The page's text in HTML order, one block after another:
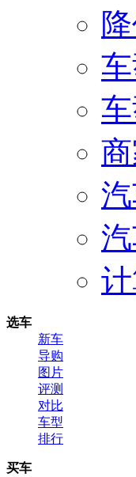
选车
新车
导购
图片
评测
对比
车型
排行
买车